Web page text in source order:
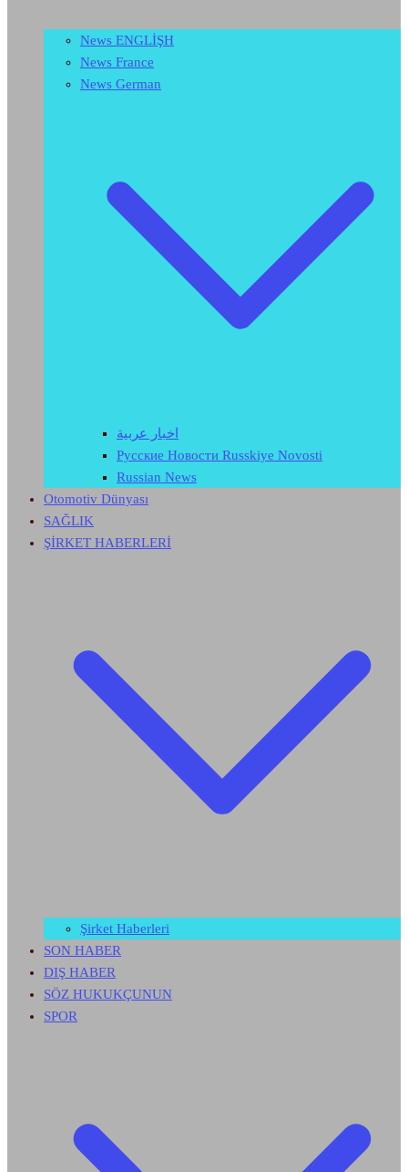
News ENGLİŞH
News France
News German
اخبار عربية
Русские Новости Russkiye Novosti
Russian News
Otomotiv Dünyası
SAĞLIK
ŞİRKET HABERLERİ
Şirket Haberleri
SON HABER
DIŞ HABER
SÖZ HUKUKÇUNUN
SPOR